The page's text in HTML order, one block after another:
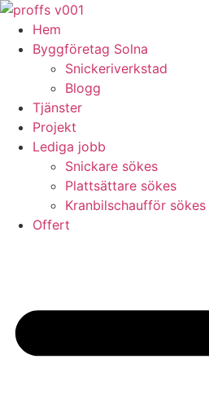
Skip
content
Hem
Byggföretag Solna
Snickeriverkstad
Blogg
Tjänster
Projekt
Lediga jobb
Snickare sökes
Plattsättare sökes
Kranbilschaufför sökes
Offert